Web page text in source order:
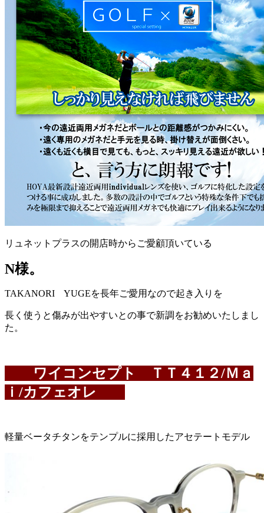
リュネットプラスの開店時からご愛顧頂いている
N様。
TAKANORI YUGEを長年ご愛用なので起き入りを
長く使うと傷みが出やすいとの事で新調をお勧めいたしまし
た。
ワイコンセプト ＴＴ４１２/Ｍａ
ｉ/カフェオレ
軽量ベータチタンをテンプルに採用したアセテートモデル